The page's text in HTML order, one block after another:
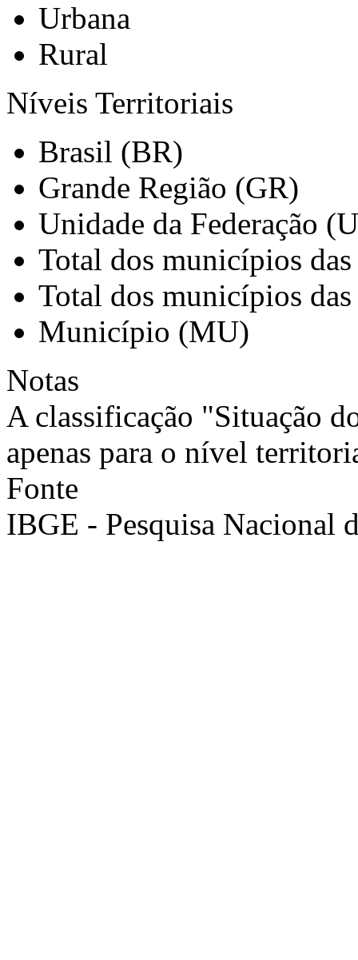
Urbana
Rural
Níveis Territoriais
Brasil (BR)
Grande Região (GR)
Unidade da Federação
Total dos municípios
Total dos municípios
Município (MU)
Notas
A classificação "Situação
apenas para o nível
Fonte
IBGE - Pesquisa Nacional